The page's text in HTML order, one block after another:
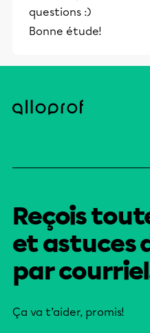
questions :)
Bonne étude!
Reçois
et astuces
par
Ça va t’aider, promis!